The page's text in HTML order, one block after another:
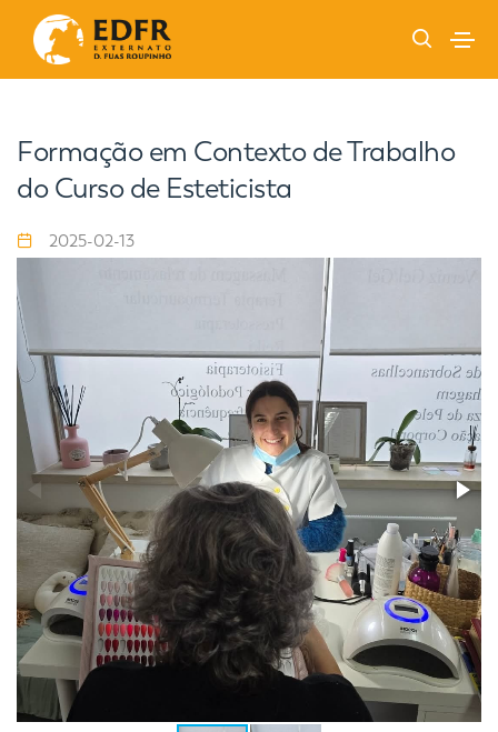
Formação em Contexto de Trabalho
do Curso de Esteticista
2025-02-13